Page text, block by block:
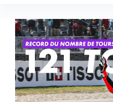
BULEGA
QUI
RÉALISE
UN
WEEK-
END
PARFAIT
À
PORTIMAO